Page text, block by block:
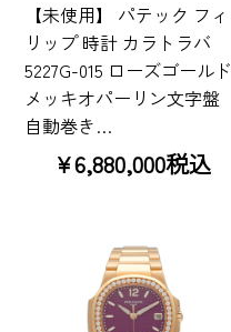
【未使用】 パテック フィ
リップ 時計 カラトラバ
5227G-015 ローズゴールド
メッキオパーリン文字盤
自動巻き…
¥6,880,000税込